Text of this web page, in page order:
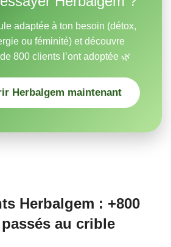
adaptée à ton besoin (détox,
ou féminité) et découvre
800 clients l’ont adoptée 🌿
Herbalgem maintenant
Herbalgem : +800
au crible